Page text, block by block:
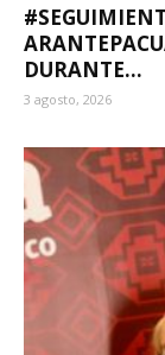
DURANTE...
3 agosto, 2026